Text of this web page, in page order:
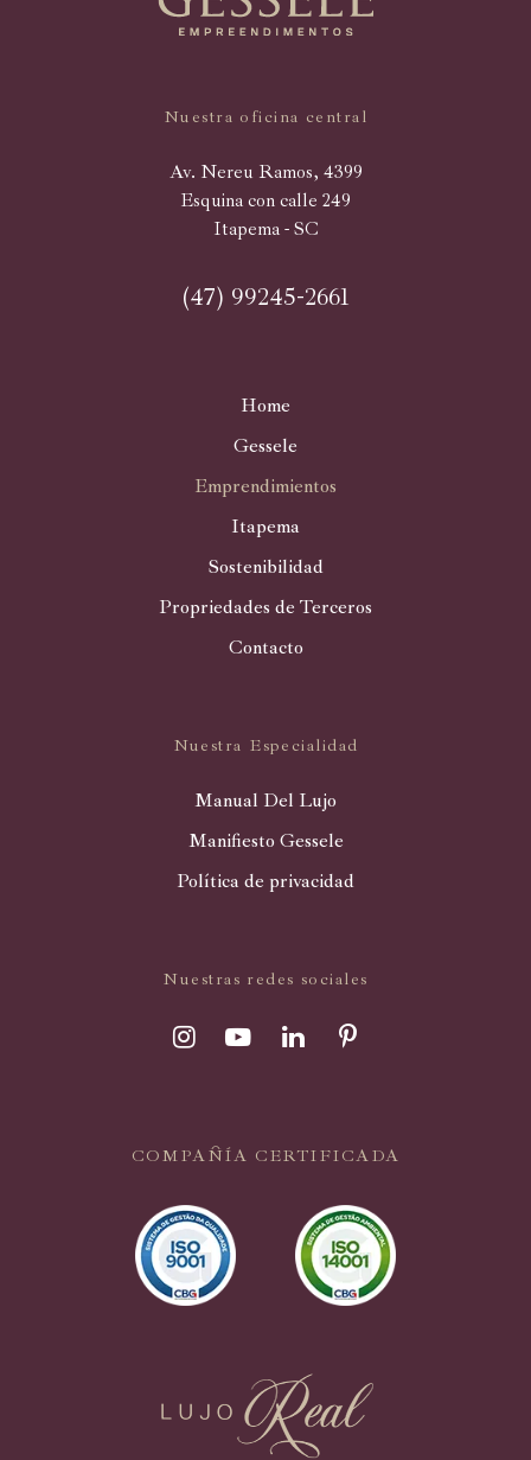
Nuestra oficina central
Av. Nereu Ramos, 4399
Esquina con calle 249
Itapema - SC
(47) 99245-2661
Home
Gessele
Emprendimientos
Itapema
Sostenibilidad
Propriedades de Terceros
Contacto
Nuestra Especialidad
Manual Del Lujo
Manifiesto Gessele
Política de privacidad
Nuestras redes sociales
COMPAÑÍA CERTIFICADA